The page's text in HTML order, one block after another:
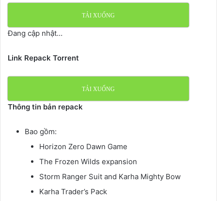
TẢI XUỐNG
Đang cập nhật…
Link Repack Torrent
TẢI XUỐNG
Thông tin bản repack
Bao gồm:
Horizon Zero Dawn Game
The Frozen Wilds expansion
Storm Ranger Suit and Karha Mighty Bow
Karha Trader’s Pack